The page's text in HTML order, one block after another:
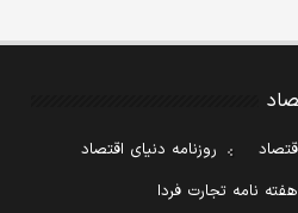
روزنامه دنیای اقتصاد
هفته نامه تجارت فردا